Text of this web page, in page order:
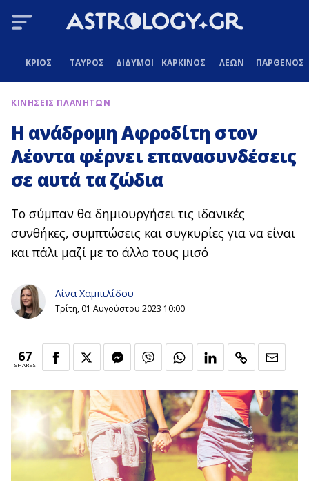
ΚΡΙΟΣ ΤΑΥΡΟΣ ΔΙΔΥΜΟΙ ΚΑΡΚΙΝΟΣ ΛΕΩΝ ΠΑΡΘΕΝΟΣ
ΚΙΝΗΣΕΙΣ ΠΛΑΝΗΤΩΝ
Η ανάδρομη Αφροδίτη στον
Λέοντα φέρνει επανασυνδέσεις
σε αυτά τα ζώδια
Το σύμπαν θα δημιουργήσει τις ιδανικές
συνθήκες, συμπτώσεις και συγκυρίες για να είναι
και πάλι μαζί με το άλλο τους μισό
Λίνα Χαμπιλίδου
Τρίτη, 01 Αυγούστου 2023 10:00
67
SHARES